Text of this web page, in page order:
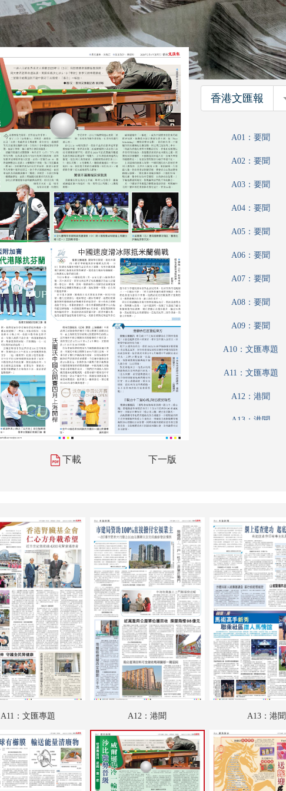
下載 下一版
香港文匯報
A01：要聞
A02：要聞
A03：要聞
A04：要聞
A05：要聞
A06：要聞
A07：要聞
A08：要聞
A09：要聞
A10：文匯專題
A11：文匯專題
A12：港聞
A13：港聞
A18：躍動都市
A19：國際
A20：國際
B01：財經
B02：財經
B03：采風
B04：娛樂
B05：娛樂
C01：文匯馬經
C02：文匯馬經
A11：文匯專題 A12：港聞 A13：港聞